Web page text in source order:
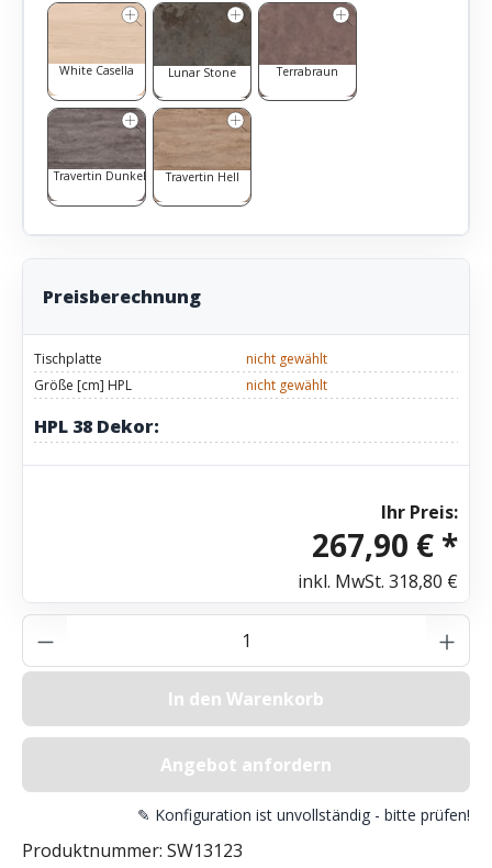
White Casella Lunar Stone Terrabraun
Travertin Dunkel Travertin Hell
Preisberechnung
Tischplatte
nicht gewählt
Größe [cm] HPL
nicht gewählt
HPL 38 Dekor:
Ihr Preis:
267,90 € *
inkl. MwSt. 318,80 €
Produkt Anzahl: Gib den gewünschten
In den Warenkorb
Angebot anfordern
✎ Konfiguration ist unvollständig - bitte prüfen!
Produktnummer: SW13123